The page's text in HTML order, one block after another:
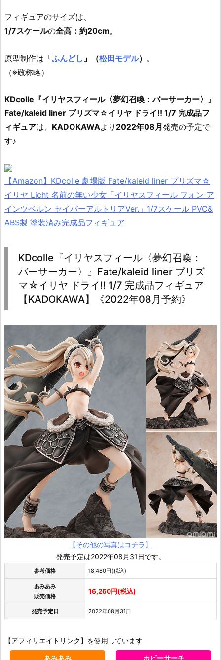
フィギュアのサイズは、
1/7スケールの全高：約20cm。
原型制作は 「ふんどし 」（松田モデル） 。
（※敬称略）
KDcolle『イリヤスフィール〈夢幻召喚：バーサーカー〉』
Fate/kaleid liner プリズマ☆イリヤ ドライ!! 1/7 完成品フ
ィギュアは、 KADOKAWAより 2022年08月発売の予定で
す♪
【Amazon】KDcolle 劇場版 Fate/kaleid liner プリズマ☆
イリヤ Licht 名前の無い少女「イリヤスフィール フォン ア
インツベルン セイバーアルトリアVer.」1/7スケール PVC&
ABS製 塗装済み完成品フィギュア
KDcolle『イリヤスフィール〈夢幻召喚：
バーサーカー〉』Fate/kaleid liner プリズ
マ☆イリヤ ドライ!! 1/7 完成品フィギュア
【KADOKAWA】《2022年08月予約》
【その他の写真はコチラ】
発売予定は2022年08月31日です。
参考価格 18,480円(税込)
あみあみ
販売価格
16,260円(税込)
発売予定日 2022年08月31日
【アフィリエイトリンク】を使用しています
あみあみ ホビーサーチ